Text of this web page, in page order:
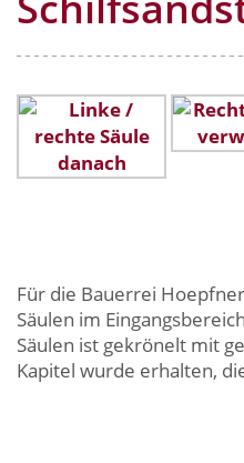
Für die Bauerrei
Säulen im
Säulen ist gekrönelt mit
Kapitel wurde erhalten,